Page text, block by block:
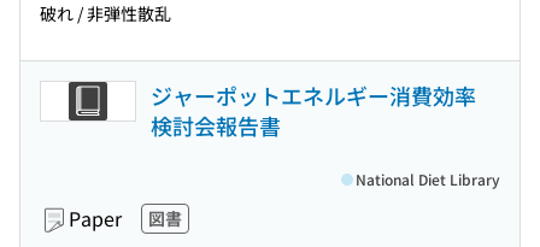
破れ / 非弾性散乱
ジャーポットエネルギー消費効率
検討会報告書
Paper 図書
National Diet Library